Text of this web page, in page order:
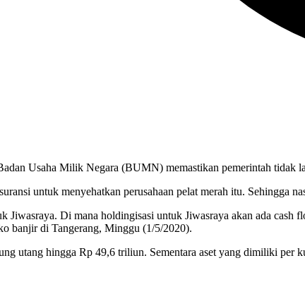
Usaha Milik Negara (BUMN) memastikan pemerintah tidak
untuk menyehatkan perusahaan pelat merah itu. Sehingga
Jiwasraya. Di mana holdingisasi untuk Jiwasraya akan ada
banjir di Tangerang, Minggu (1/5/2020).
utang hingga Rp 49,6 triliun. Sementara aset yang dimiliki